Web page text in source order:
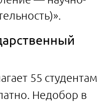
55 студентам
Недобор в